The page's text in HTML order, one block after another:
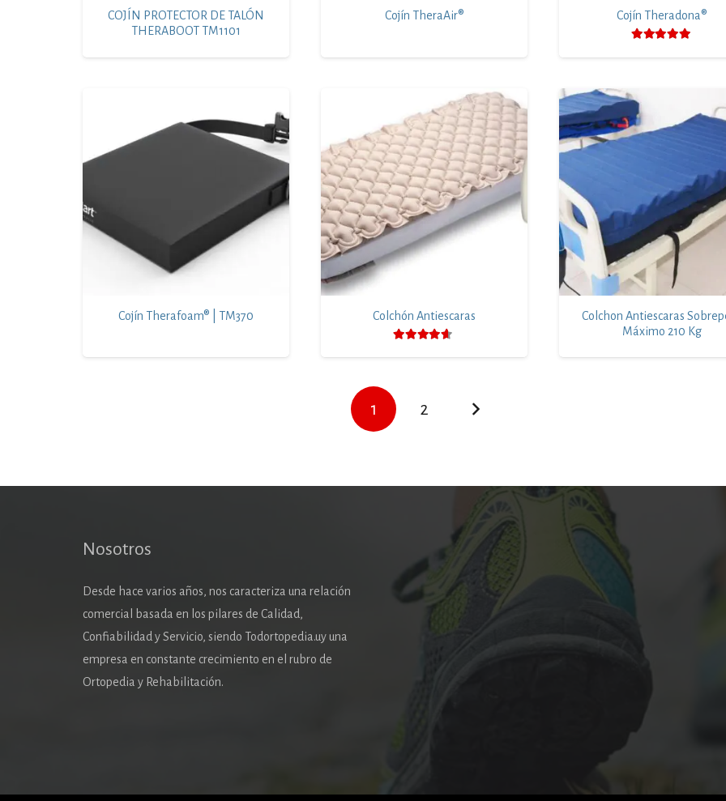
COJÍN PROTECTOR DE TALÓN
THERABOOT TM1101
Cojín TheraAir® Cojín Theradona®
Cojín Therafoam® | TM370 Colchón Antiescaras
Colchon Antiescaras
Máximo 210 Kg
1 2
Nosotros
Desde hace varios años, nos caracteriza una relación
comercial basada en los pilares de Calidad,
Confiabilidad y Servicio, siendo Todortopedia.uy una
empresa en constante crecimiento en el rubro de
Ortopedia y Rehabilitación.